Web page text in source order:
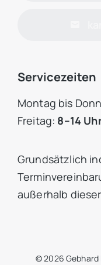
Servicezeiten
Montag bis
Freitag: 8–14
Grundsätzlich
außerhalb
© 2026 Gebhard